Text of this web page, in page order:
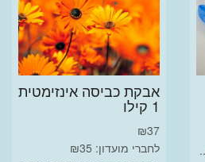
אבקת כביסה אינזימטית
1 קילו
₪37
לחברי מועדון: ₪35